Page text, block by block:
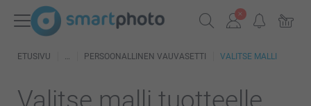
ETUSIVU PERSOONALLINEN VAUVASETTI VALITSE MALLI